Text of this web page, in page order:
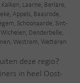
Laarne, Berlare,
Appels, Baasrode,
Schoonaarde, Sint-
Denderbelle,
Westrem, Wetteren.
deze regio?
in heel Oost-